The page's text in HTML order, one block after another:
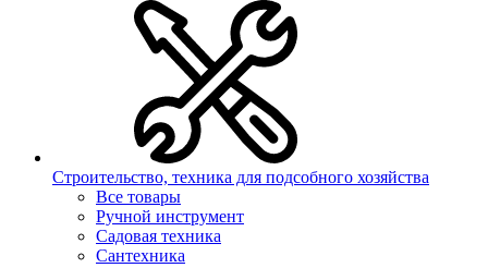
Строительство, техника для подсобного хозяйства
Все товары
Ручной инструмент
Садовая техника
Сантехника